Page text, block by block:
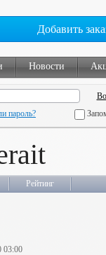
Добавить
Новости
пароль?
Рейтинг
03:00